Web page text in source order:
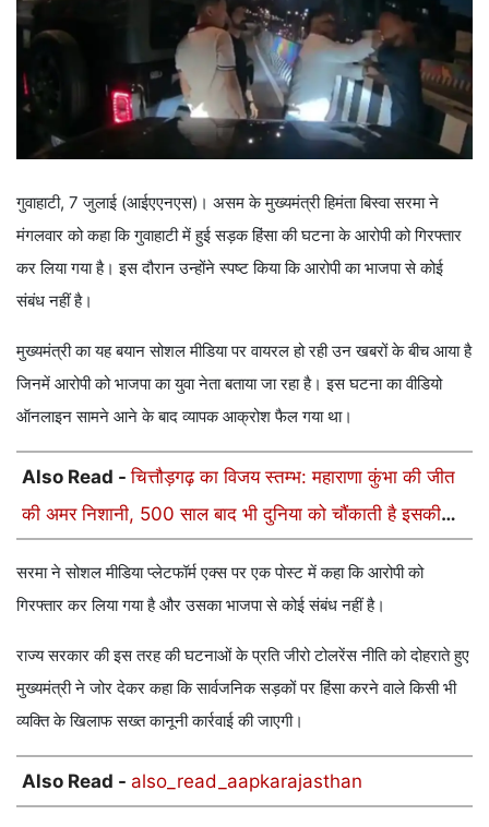
गुवाहाटी, 7 जुलाई (आईएएनएस)। असम के मुख्यमंत्री हिमंता बिस्वा सरमा ने
मंगलवार को कहा कि गुवाहाटी में हुई सड़क हिंसा की घटना के आरोपी को गिरफ्तार
कर लिया गया है। इस दौरान उन्होंने स्पष्ट किया कि आरोपी का भाजपा से कोई
संबंध नहीं है।
मुख्यमंत्री का यह बयान सोशल मीडिया पर वायरल हो रही उन खबरों के बीच आया है
जिनमें आरोपी को भाजपा का युवा नेता बताया जा रहा है। इस घटना का वीडियो
ऑनलाइन सामने आने के बाद व्यापक आक्रोश फैल गया था।
Also Read -चित्तौड़गढ़ का विजय स्तम्भ: महाराणा कुंभा की जीत
की अमर निशानी, 500 साल बाद भी दुनिया को चौंकाती है इसकी
सरमा ने सोशल मीडिया प्लेटफॉर्म एक्स पर एक पोस्ट में कहा कि आरोपी को
गिरफ्तार कर लिया गया है और उसका भाजपा से कोई संबंध नहीं है।
राज्य सरकार की इस तरह की घटनाओं के प्रति जीरो टोलरेंस नीति को दोहराते हुए
मुख्यमंत्री ने जोर देकर कहा कि सार्वजनिक सड़कों पर हिंसा करने वाले किसी भी
व्यक्ति के खिलाफ सख्त कानूनी कार्रवाई की जाएगी।
Also Read - also_read_aapkarajasthan